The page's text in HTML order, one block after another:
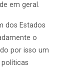
em geral.
dos Estados
o
por isso um